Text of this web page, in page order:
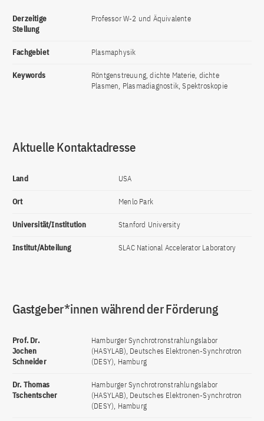
Derzeitige
Stellung
Professor W-2 und Äquivalente
Fachgebiet Plasmaphysik
Keywords
Röntgenstreuung, dichte Materie, dichte
Plasmen, Plasmadiagnostik, Spektroskopie
Aktuelle Kontaktadresse
Land USA
Ort Menlo Park
Universität/Institution Stanford University
Institut/Abteilung SLAC National Accelerator Laboratory
Gastgeber*innen während der Förderung
Prof. Dr.
Jochen
Schneider
Hamburger Synchrotronstrahlungslabor
(HASYLAB), Deutsches Elektronen-Synchrotron
(DESY), Hamburg
Dr. Thomas
Tschentscher
Hamburger Synchrotronstrahlungslabor
(HASYLAB), Deutsches Elektronen-Synchrotron
(DESY), Hamburg